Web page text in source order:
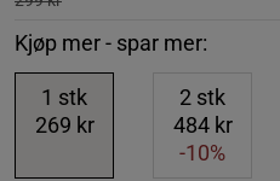
Kjøp mer - spar mer:
1 stk
269 kr
2 stk
484 kr
-10%